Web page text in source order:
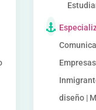
diseño |